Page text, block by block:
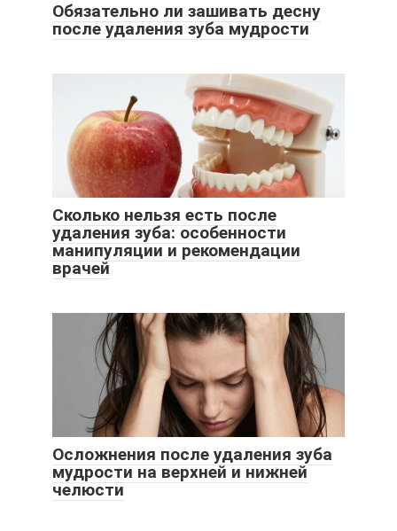
Обязательно ли зашивать десну
после удаления зуба мудрости
Сколько нельзя есть после
удаления зуба: особенности
манипуляции и рекомендации
врачей
Осложнения после удаления зуба
мудрости на верхней и нижней
челюсти